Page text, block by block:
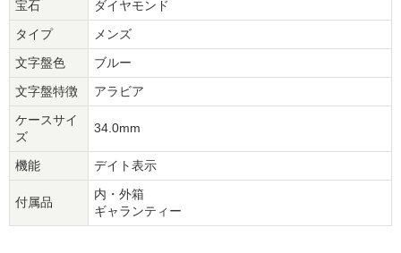
宝石
ダイヤモンド
タイプ
メンズ
文字盤色
ブルー
文字盤特徴
アラビア
ケースサイ
ズ
34.0mm
機能 デイト表示
付属品
内・外箱
ギャランティー